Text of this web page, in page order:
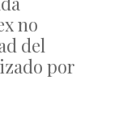
no
del
por